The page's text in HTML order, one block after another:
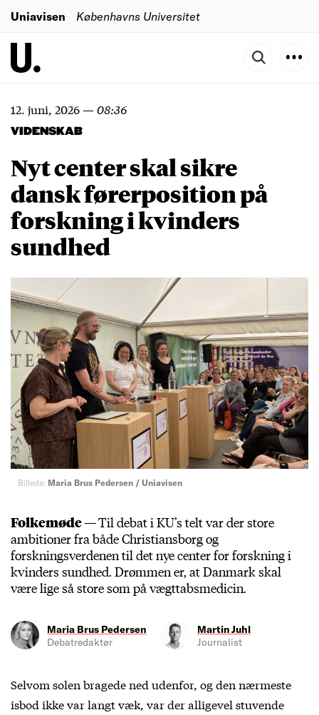
Uniavisen Københavns Universitet
12. juni, 2026—08:36
VIDENSKAB
Nyt center skal sikre
dansk førerposition på
forskning i kvinders
sundhed
Billede: Maria Brus Pedersen / Uniavisen
Folkemøde —Til debat i KU’s telt var der store
ambitioner fra både Christiansborg og
forskningsverdenen til det nye center for forskning i
kvinders sundhed. Drømmen er, at Danmark skal
være lige så store som på vægttabsmedicin.
Maria Brus Pedersen
Debatredaktør
Martin Juhl
Journalist
Selvom solen bragede ned udenfor, og den nærmeste
isbod ikke var langt væk, var der alligevel stuvende